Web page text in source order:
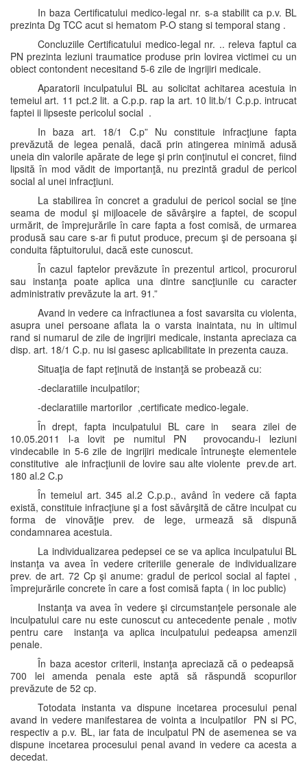
In baza Certificatului medico-legal nr. s-a stabilit ca p.v. BL
prezinta Dg TCC acut si hematom P-O stang si temporal stang .
Concluziile Certificatului medico-legal nr. .. releva faptul ca
PN prezinta leziuni traumatice produse prin lovirea victimei cu un
obiect contondent necesitand 5-6 zile de ingrijiri medicale.
Aparatorii inculpatului BL au solicitat achitarea acestuia in
temeiul art. 11 pct.2 lit. a C.p.p. rap la art. 10 lit.b/1 C.p.p. intrucat
faptei ii lipseste pericolul social .
In baza art. 18/1 C.p” Nu constituie infracţiune fapta
prevăzută de legea penală, dacă prin atingerea minimă adusă
uneia din valorile apărate de lege şi prin conţinutul ei concret, fiind
lipsită în mod vădit de importanţă, nu prezintă gradul de pericol
social al unei infracţiuni.
La stabilirea în concret a gradului de pericol social se ţine
seama de modul şi mijloacele de săvârşire a faptei, de scopul
urmărit, de împrejurările în care fapta a fost comisă, de urmarea
produsă sau care s-ar fi putut produce, precum şi de persoana şi
conduita făptuitorului, dacă este cunoscut.
În cazul faptelor prevăzute în prezentul articol, procurorul
sau instanţa poate aplica una dintre sancţiunile cu caracter
administrativ prevăzute la art. 91.”
Avand in vedere ca infractiunea a fost savarsita cu violenta,
asupra unei persoane aflata la o varsta inaintata, nu in ultimul
rand si numarul de zile de ingrijiri medicale, instanta apreciaza ca
disp. art. 18/1 C.p. nu isi gasesc aplicabilitate in prezenta cauza.
Situaţia de fapt reţinută de instanţă se probează cu:
-declaratiile inculpatilor;
-declaratiile martorilor ,certificate medico-legale.
În drept, fapta inculpatului BL care in seara zilei de
10.05.2011 l-a lovit pe numitul PN provocandu-i leziuni
vindecabile in 5-6 zile de ingrijiri medicale întruneşte elementele
constitutive ale infracţiunii de lovire sau alte violente prev.de art.
180 al.2 C.p
În temeiul art. 345 al.2 C.p.p., având în vedere că fapta
există, constituie infracţiune şi a fost săvârşită de către inculpat cu
forma de vinovăţie prev. de lege, urmează să dispună
condamnarea acestuia.
La individualizarea pedepsei ce se va aplica inculpatului BL
instanţa va avea în vedere criteriile generale de individualizare
prev. de art. 72 Cp şi anume: gradul de pericol social al faptei ,
împrejurările concrete în care a fost comisă fapta ( in loc public)
Instanţa va avea în vedere şi circumstanţele personale ale
inculpatului care nu este cunoscut cu antecedente penale , motiv
pentru care instanţa va aplica inculpatului pedeapsa amenzii
penale.
În baza acestor criterii, instanţa apreciază că o pedeapsă
700 lei amenda penala este aptă să răspundă scopurilor
prevăzute de 52 cp.
Totodata instanta va dispune incetarea procesului penal
avand in vedere manifestarea de vointa a inculpatilor PN si PC,
respectiv a p.v. BL, iar fata de inculpatul PN de asemenea se va
dispune incetarea procesului penal avand in vedere ca acesta a
decedat.